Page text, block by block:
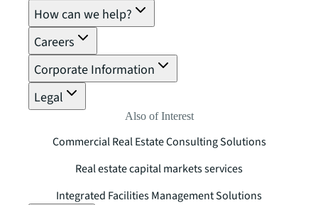
How can we help?
Careers
Corporate Information
Legal
Also of Interest
Commercial Real Estate Consulting Solutions
Real estate capital markets services
Integrated Facilities Management Solutions